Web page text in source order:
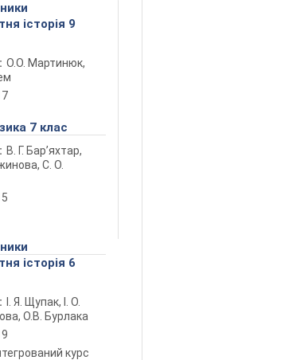
історія 9
О.О. Мартинюк,
7 клас
В. Г. Бар’яхтар,
С. О.
історія 6
І. Я. Щупак, І. О.
О.В. Бурлака
курс